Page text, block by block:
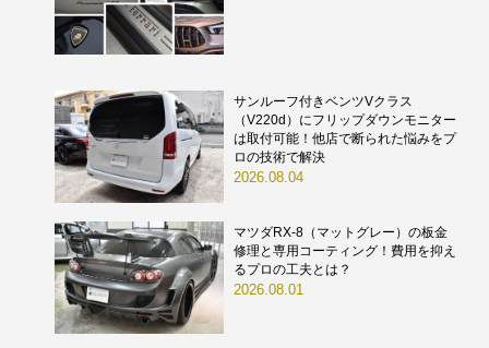
サンルーフ付きベンツVクラス
（V220d）にフリップダウンモニター
は取付可能！他店で断られた悩みをプ
ロの技術で解決
2026.08.04
マツダRX-8（マットグレー）の板金
修理と専用コーティング！費用を抑え
るプロの工夫とは？
2026.08.01